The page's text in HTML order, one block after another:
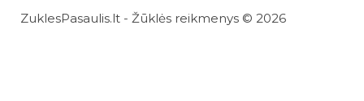
ZuklesPasaulis.lt - Žūklės reikmenys © 2026